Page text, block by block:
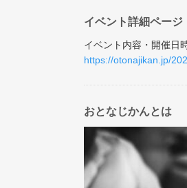
イベント詳細ページ
イベント内容・開催日
https://otonajikan.jp/
おとなじかんとは